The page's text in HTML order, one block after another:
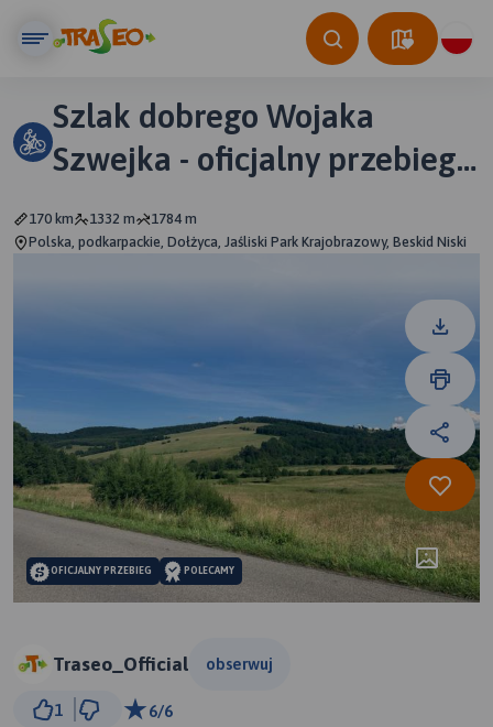
Szlak dobrego Wojaka
Szwejka - oficjalny przebieg
170 km 1332 m
1784 m
Polska, podkarpackie, Dołżyca, Jaśliski Park Krajobrazowy, Beskid Niski
OFICJALNY PRZEBIEG POLECAMY
Traseo_Official obserwuj
1 6/6